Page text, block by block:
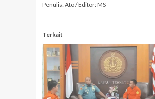
Penulis: Ato / Editor: MS
Terkait